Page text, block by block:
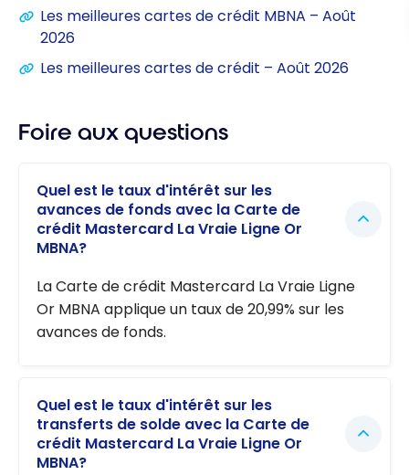
Les meilleures cartes de crédit MBNA – Août
2026
Les meilleures cartes de crédit – Août 2026
Foire aux questions
Quel est le taux d'intérêt sur les
avances de fonds avec la Carte de
crédit Mastercard La Vraie Ligne Or
MBNA?
La Carte de crédit Mastercard La Vraie Ligne
Or MBNA applique un taux de 20,99% sur les
avances de fonds.
Quel est le taux d'intérêt sur les
transferts de solde avec la Carte de
crédit Mastercard La Vraie Ligne Or
MBNA?